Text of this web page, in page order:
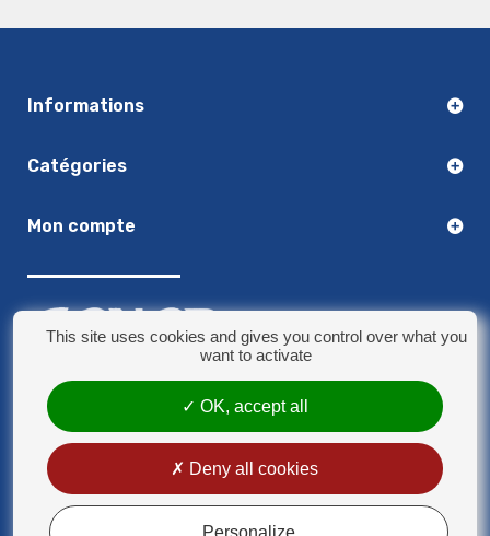
Informations
Catégories
Mon compte
8 rue Jules Verne - 59790 Ronchin
contact@sonorplus.com
Mentions légales
Conditions générales de vente
This site uses cookies and gives you control over what you
want to activate
OK, accept all
Deny all cookies
Personalize